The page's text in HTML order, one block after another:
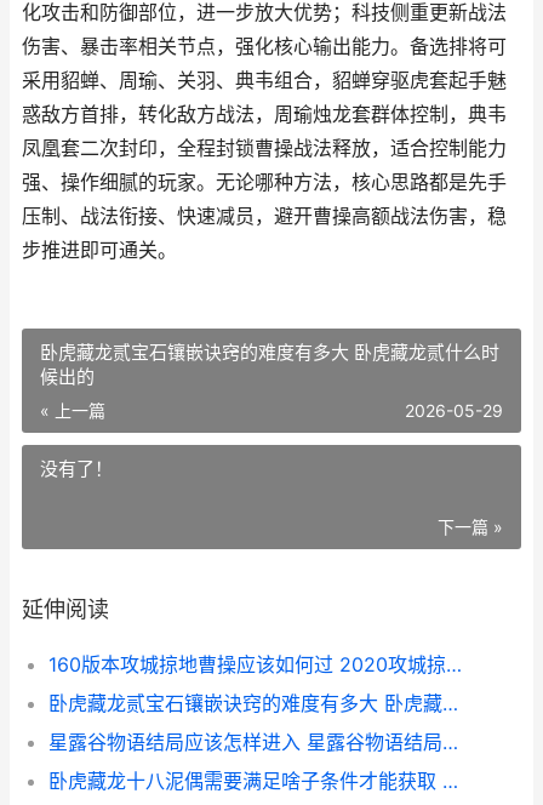
化攻击和防御部位，进一步放大优势；科技侧重更新战法
伤害、暴击率相关节点，强化核心输出能力。备选排将可
采用貂蝉、周瑜、关羽、典韦组合，貂蝉穿驱虎套起手魅
惑敌方首排，转化敌方战法，周瑜烛龙套群体控制，典韦
凤凰套二次封印，全程封锁曹操战法释放，适合控制能力
强、操作细腻的玩家。无论哪种方法，核心思路都是先手
压制、战法衔接、快速减员，避开曹操高额战法伤害，稳
步推进即可通关。
卧虎藏龙贰宝石镶嵌诀窍的难度有多大 卧虎藏龙贰什么时
候出的
« 上一篇 2026-05-29
没有了！
下一篇 »
延伸阅读
160版本攻城掠地曹操应该如何过 2020攻城掠地最新新手攻略
卧虎藏龙贰宝石镶嵌诀窍的难度有多大 卧虎藏龙贰什么时候出的
星露谷物语结局应该怎样进入 星露谷物语结局要多久
卧虎藏龙十八泥偶需要满足啥子条件才能获取 卧虎藏龙十八泥偶疯婆子